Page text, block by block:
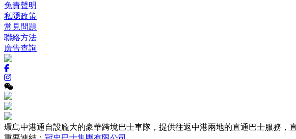
免責聲明
私隠政策
常見問題
聯絡方法
廣告查詢
環島中港通自設龐大的豪華跨境巴士車隊，提供往返中港兩地的直通巴士服務，